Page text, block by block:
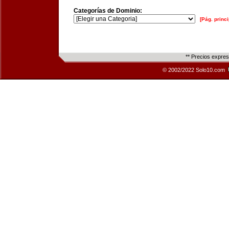
Categorías de Dominio:
[Pág.
** Precios
© 2002/2022 Solo10.com